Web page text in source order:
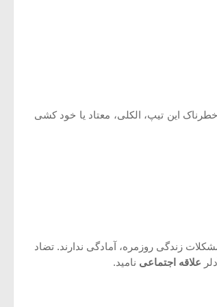
این تیپ، الکلی، معتاد یا خود کشی
زندگی روزمره، آمادگی ندارند. تضاد
علاقه اجتماعی نامید.